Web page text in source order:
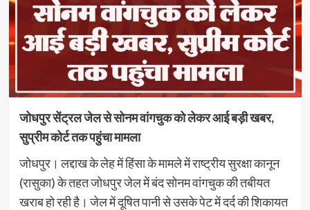
जोधपुर सेंट्रल जेल से सोनम वांगचुक को लेकर आई बड़ी खबर,
सुप्रीम कोर्ट तक पहुंचा मामला
जोधपुर। लद्दाख के लेह में हिंसा के मामले में राष्ट्रीय सुरक्षा कानून
(रासुका) के तहत जोधपुर जेल में बंद सोनम वांगचुक की तबीयत
खराब हो रही है। जेल में दूषित पानी से उसके पेट में दर्द की शिकायत